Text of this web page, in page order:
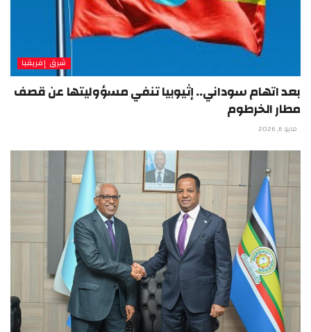
شرق إفريقيا
بعد اتهام سوداني.. إثيوبيا تنفي مسؤوليتها عن قصف
مطار الخرطوم
مايو 6, 2026